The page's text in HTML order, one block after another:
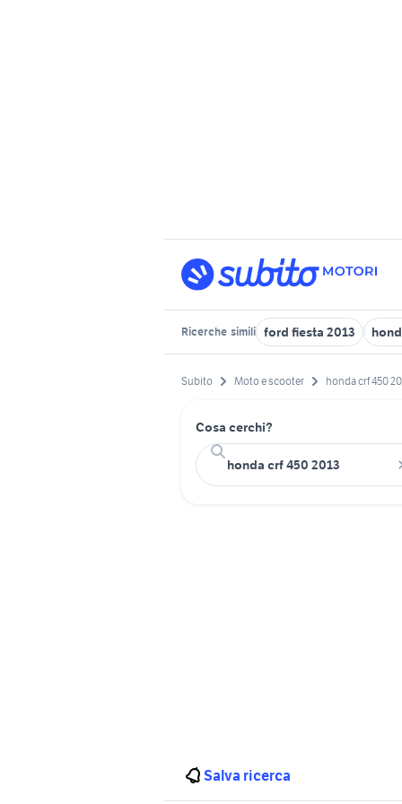
Ricerche simili ford fiesta 2013
Subito Moto e scooter honda crf 450
Cosa cerchi?
Salva ricerca